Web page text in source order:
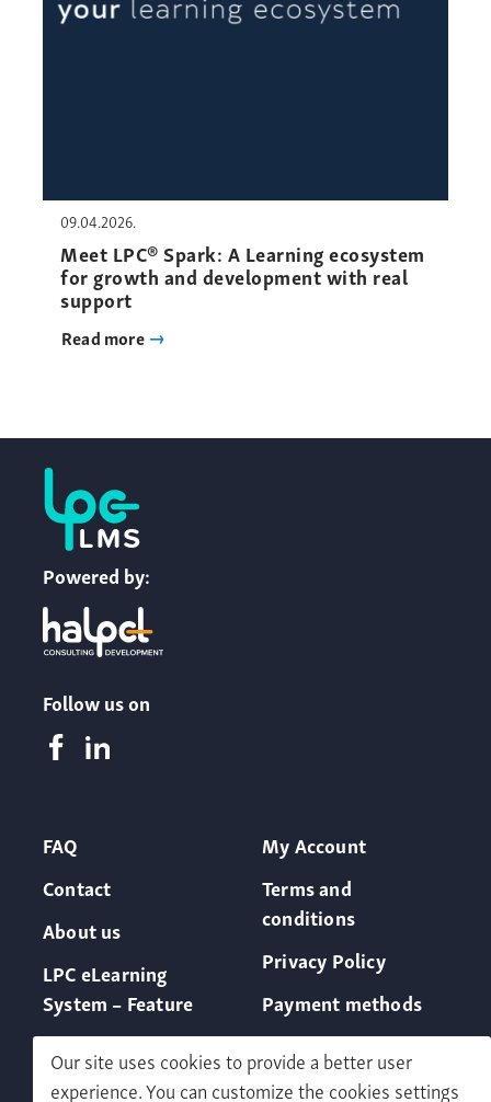
09.04.2026.
Meet LPC® Spark: A Learning ecosystem
for growth and development with real
support
Read more
Powered by:
Follow us on
FAQ
Contact
About us
LPC eLearning
System – Feature
My Account
Terms and
conditions
Privacy Policy
Payment methods
Our site uses cookies to provide a better user
experience. You can customize the cookies settings